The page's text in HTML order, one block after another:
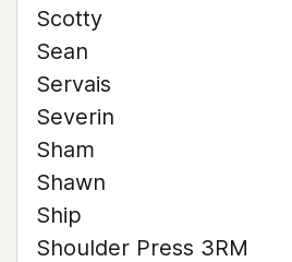
Scotty
Sean
Servais
Severin
Sham
Shawn
Ship
Shoulder Press 3RM